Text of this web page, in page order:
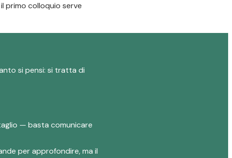
primo colloquio serve
si pensi: si tratta di
— basta comunicare
per approfondire, ma il